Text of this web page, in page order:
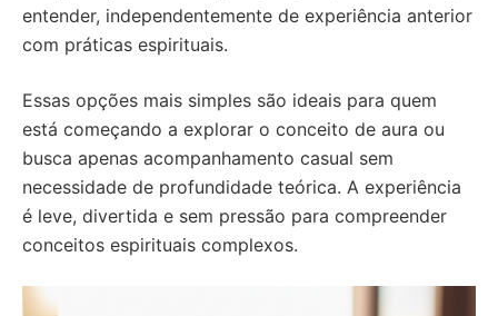
entender, independentemente de experiência anterior
com práticas espirituais.
Essas opções mais simples são ideais para quem
está começando a explorar o conceito de aura ou
busca apenas acompanhamento casual sem
necessidade de profundidade teórica. A experiência
é leve, divertida e sem pressão para compreender
conceitos espirituais complexos.